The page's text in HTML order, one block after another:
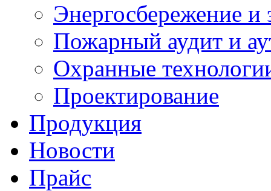
Энергосбережение и
Пожарный аудит и
Охранные
Проектирование
Продукция
Новости
Прайс